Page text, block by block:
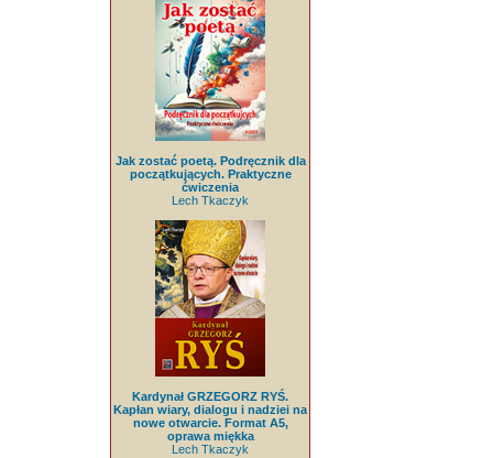
Jak zostać poetą. Podręcznik dla
początkujących. Praktyczne
ćwiczenia
Lech Tkaczyk
Kardynał GRZEGORZ RYŚ.
Kapłan wiary, dialogu i nadziei na
nowe otwarcie. Format A5,
oprawa miękka
Lech Tkaczyk